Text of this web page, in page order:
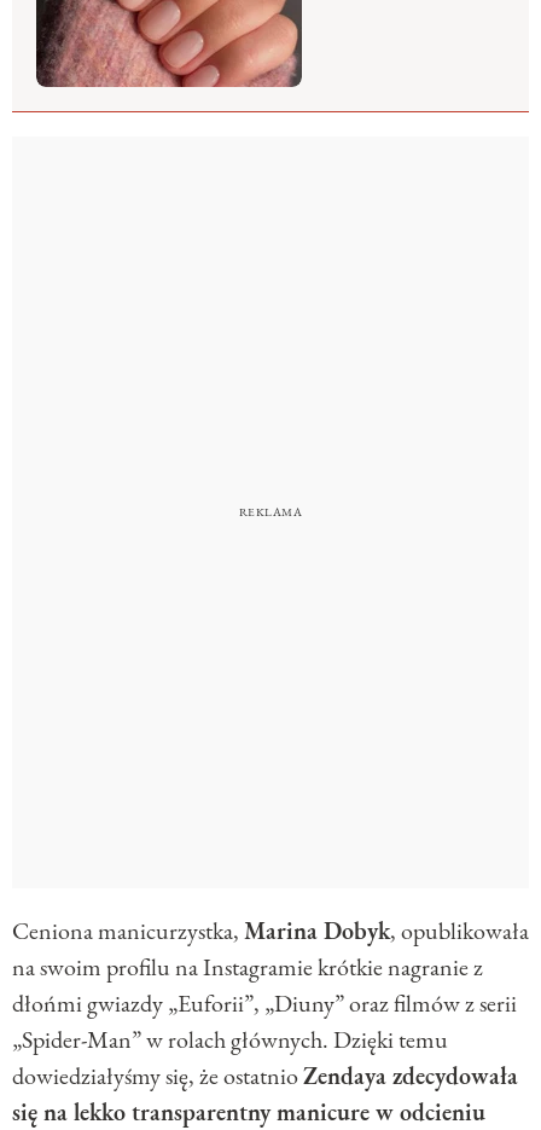
Ceniona manicurzystka,Marina Dobyk, opublikowała
na swoim profilu na Instagramie krótkie nagranie z
dłońmi gwiazdy „Euforii”, „Diuny” oraz filmów z serii
„Spider-Man” w rolach głównych. Dzięki temu
dowiedziałyśmy się, że ostatnioZendaya zdecydowała
się na lekko transparentny manicure w odcieniu